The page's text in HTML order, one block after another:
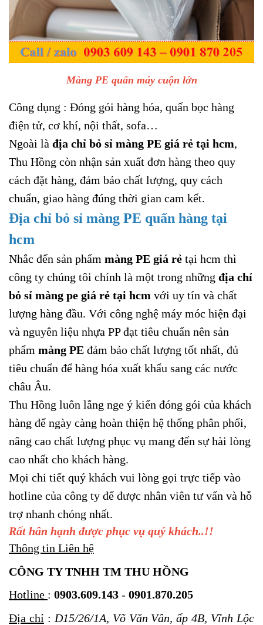
Màng PE quấn máy cuộn lớn
Công dụng : Đóng gói hàng hóa, quấn bọc hàng
điện tử, cơ khí, nội thất, sofa…
Ngoài là địa chỉ bỏ sỉ màng PE giá rẻ tại hcm,
Thu Hồng còn nhận sản xuất đơn hàng theo quy
cách đặt hàng, đảm bảo chất lượng, quy cách
chuẩn, giao hàng đúng thời gian cam kết.
Địa chỉ bỏ sỉ màng PE quấn hàng tại
hcm
Nhắc đến sản phẩm màng PE giá rẻ tại hcm thì
công ty chúng tôi chính là một trong những địa chỉ
bỏ sỉ màng pe giá rẻ tại hcm với uy tín và chất
lượng hàng đầu. Với công nghệ máy móc hiện đại
và nguyên liệu nhựa PP đạt tiêu chuẩn nên sản
phẩm màng PE đảm bảo chất lượng tốt nhất, đủ
tiêu chuẩn để hàng hóa xuất khẩu sang các nước
châu Âu.
Thu Hồng luôn lắng nge ý kiến đóng gói của khách
hàng để ngày càng hoàn thiện hệ thống phân phối,
nâng cao chất lượng phục vụ mang đến sự hài lòng
cao nhất cho khách hàng.
Mọi chi tiết quý khách vui lòng gọi trực tiếp vào
hotline của công ty để được nhân viên tư vấn và hỗ
trợ nhanh chóng nhất.
Rất hân hạnh được phục vụ quý khách..!!
Thông tin Liên hệ
CÔNG TY TNHH TM THU HỒNG
Hotline : 0903.609.143 - 0901.870.205
Địa chỉ : D15/26/1A, Võ Văn Vân, ấp 4B, Vĩnh Lộc